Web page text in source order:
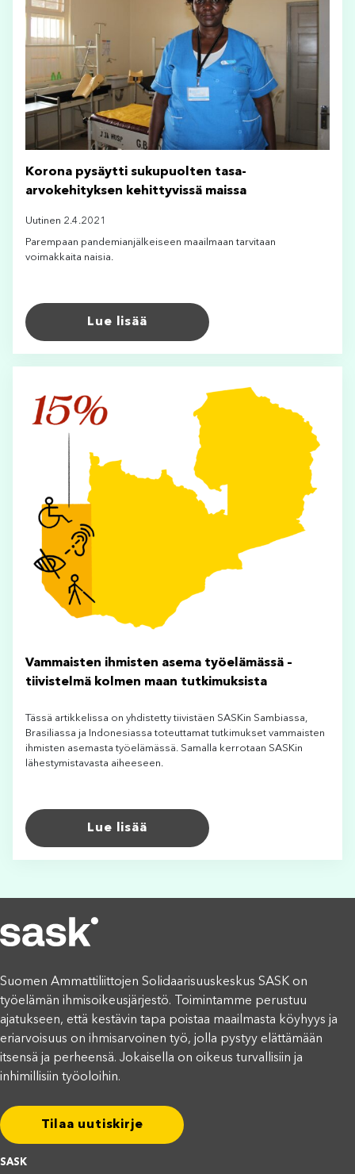
Korona pysäytti sukupuolten tasa-
arvokehityksen kehittyvissä maissa
Uutinen 2.4.2021
Parempaan pandemianjälkeiseen maailmaan tarvitaan
voimakkaita naisia.
Lue lisää
Vammaisten ihmisten asema työelämässä –
tiivistelmä kolmen maan tutkimuksista
Tässä artikkelissa on yhdistetty tiivistäen SASKin Sambiassa,
Brasiliassa ja Indonesiassa toteuttamat tutkimukset vammaisten
ihmisten asemasta työelämässä. Samalla kerrotaan SASKin
lähestymistavasta aiheeseen.
Lue lisää
Suomen Ammattiliittojen Solidaarisuuskeskus SASK on
työelämän ihmisoikeusjärjestö. Toimintamme perustuu
ajatukseen, että kestävin tapa poistaa maailmasta köyhyys ja
eriarvoisuus on ihmisarvoinen työ, jolla pystyy elättämään
itsensä ja perheensä. Jokaisella on oikeus turvallisiin ja
inhimillisiin työoloihin.
Tilaa uutiskirje
SASK